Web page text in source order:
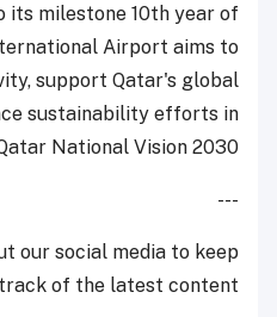
its milestone 10th year of
Airport aims to
support Qatar's global
sustainability efforts in
National Vision 2030.
---
our social media to keep
track of the latest content.